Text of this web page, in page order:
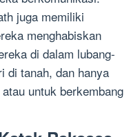
juga memiliki
menghabiskan
di dalam lubang-
di tanah, dan hanya
untuk berkembang